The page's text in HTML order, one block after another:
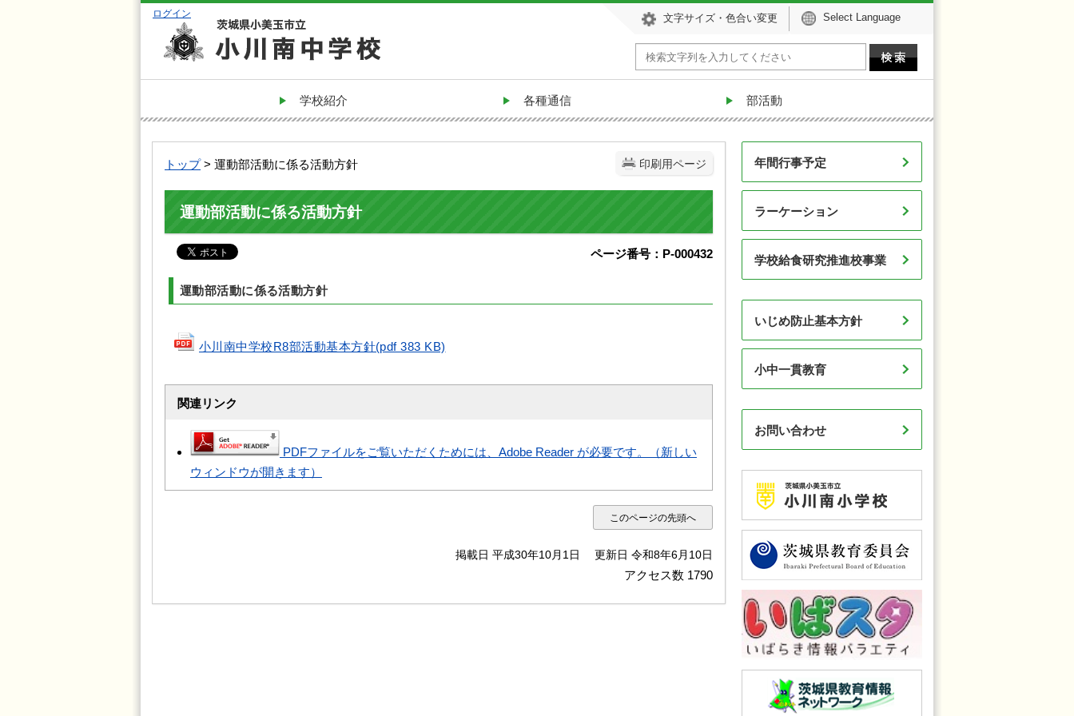
文字サイズ・色合い変更 Select Language
ログイン
学校紹介 各種通信 部活動
印刷用ページ
トップ> 運動部活動に係る活動方針
運動部活動に係る活動方針
ページ番号：P-000432
運動部活動に係る活動方針
小川南中学校R8部活動基本方針(pdf 383 KB)
関連リンク
PDFファイルをご覧いただくためには、Adobe Reader が必要です。（新しい
ウィンドウが開きます）
このページの先頭へ
掲載日 平成30年10月1日 更新日 令和8年6月10日
アクセス数 1790
年間行事予定
ラーケーション
学校給食研究推進校事業
いじめ防止基本方針
小中一貫教育
お問い合わせ